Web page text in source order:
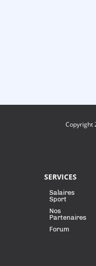
Copyright
SERVICES
Salaires
Sport
Nos
Partenaires
Forum